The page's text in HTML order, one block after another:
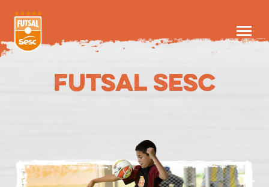
Futsal Sesc